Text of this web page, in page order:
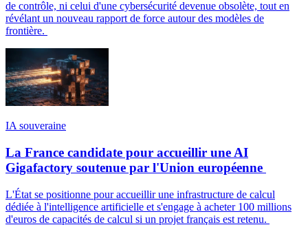
de contrôle, ni celui d'une cybersécurité devenue obsolète, tout en
révélant un nouveau rapport de force autour des modèles de
frontière.
IA souveraine
La France candidate pour accueillir une AI
Gigafactory soutenue par l'Union européenne
L'État se positionne pour accueillir une infrastructure de calcul
dédiée à l'intelligence artificielle et s'engage à acheter 100 millions
d'euros de capacités de calcul si un projet français est retenu.